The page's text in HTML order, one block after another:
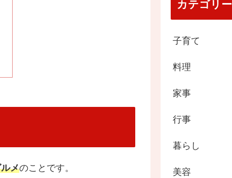
メのことです。
カテゴリー
子育て
料理
家事
行事
暮らし
美容